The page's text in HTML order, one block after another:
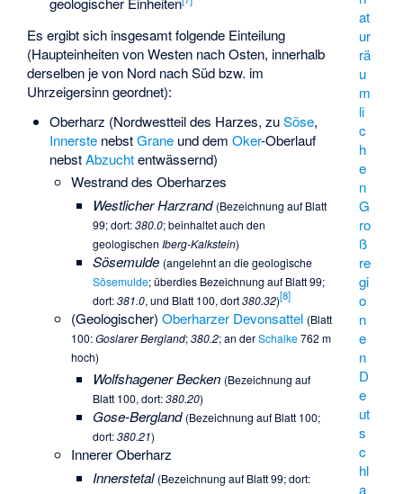
at
ur
rä
u
m
li
c
h
e
n
G
ro
ß
re
gi
o
n
e
n
D
e
ut
s
c
hl
a
Es ergibt sich insgesamt folgende Einteilung
(Haupteinheiten von Westen nach Osten, innerhalb
derselben je von Nord nach Süd bzw. im
Uhrzeigersinn geordnet):
Oberharz (Nordwestteil des Harzes, zuSöse,
InnerstenebstGraneund dem Oker-Oberlauf
nebstAbzuchtentwässernd)
Westrand des Oberharzes
Westlicher Harzrand (Bezeichnung auf Blatt
99; dort:380.0; beinhaltet auch den
geologischen Iberg-Kalkstein)
Sösemulde (angelehnt an die geologische
Sösemulde; überdies Bezeichnung auf Blatt 99;
dort:381.0, und Blatt 100, dort380.32)[8]
(Geologischer)Oberharzer Devonsattel (Blatt
100:Goslarer Bergland;380.2; an derSchalke762 m
hoch)
Wolfshagener Becken (Bezeichnung auf
Blatt 100, dort:380.20)
Gose-Bergland (Bezeichnung auf Blatt 100;
dort:380.21)
Innerer Oberharz
Innerstetal (Bezeichnung auf Blatt 99; dort: